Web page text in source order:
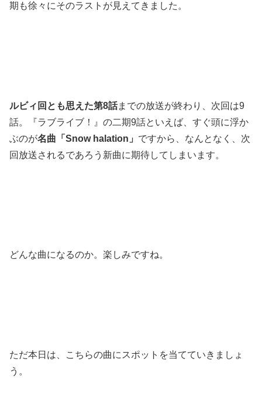
期も徐々にそのラストが見えてきました。
ルビィ回とも思えた第8話までの放送が終わり、次回は9
話。『ラブライブ！』の二期9話といえば、すぐ頭に浮か
ぶのが名曲「Snow halation」 ですから、なんとなく、次
回放送されるであろう新曲に期待してしまいます。
どんな曲になるのか。楽しみですね。
ただ本日は、こちらの曲にスポットを当てていきましょ
う。